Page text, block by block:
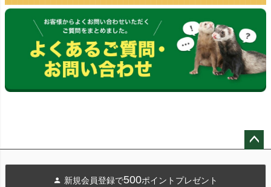
新規会員登録で500ポイントプレゼント